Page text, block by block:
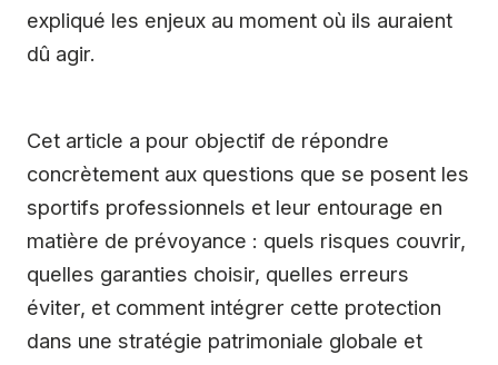
expliqué les enjeux au moment où ils auraient
dû agir.
Cet article a pour objectif de répondre
concrètement aux questions que se posent les
sportifs professionnels et leur entourage en
matière de prévoyance : quels risques couvrir,
quelles garanties choisir, quelles erreurs
éviter, et comment intégrer cette protection
dans une stratégie patrimoniale globale et